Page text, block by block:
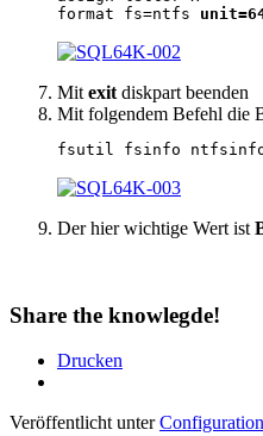
format fs=ntfs
Mit exit diskpart beenden
Mit folgendem Befehl die
fsutil fsinfo
Der hier wichtige Wert ist
Share the knowlegde!
Drucken
Veröffentlicht unter